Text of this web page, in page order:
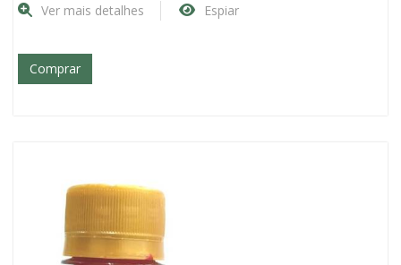
Ver mais detalhes Espiar
Comprar